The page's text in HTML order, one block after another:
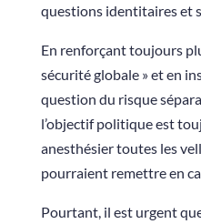
questions identitaires et
En renforçant toujours
sécurité globale » et en
question du risque
l’objectif politique est
anesthésier toutes les
pourraient remettre en
Pourtant, il est urgent